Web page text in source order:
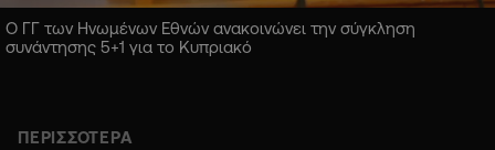
Ο ΓΓ των Ηνωμένων Εθνών ανακοινώνει την σύγκληση
συνάντησης 5+1 για το Κυπριακό
ΠΕΡΙΣΣΟΤΕΡΑ